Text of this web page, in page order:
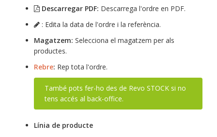
Descarregar PDF: Descarrega l'ordre en PDF.
: Edita la data de l'ordre i la referència.
Magatzem: Selecciona el magatzem per als
productes.
Rebre: Rep tota l'ordre.
També pots fer-ho des de Revo STOCK si no
tens accés al back-office.
Línia de producte